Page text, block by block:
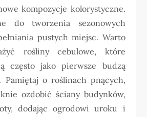
kompozycje kolorystyczne.
do tworzenia sezonowych
pustych miejsc. Warto
rośliny cebulowe, które
często jako pierwsze budzą
Pamiętaj o roślinach pnących,
ozdobić ściany budynków,
dodając ogrodowi uroku i